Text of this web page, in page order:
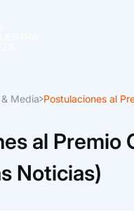
Media Postulaciones al
al Premio
Noticias)